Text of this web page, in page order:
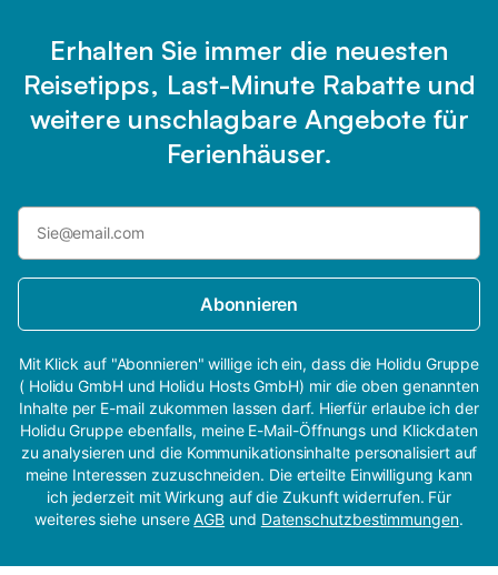
Erhalten Sie immer die neuesten
Reisetipps, Last-Minute Rabatte und
weitere unschlagbare Angebote für
Ferienhäuser.
Abonnieren
Mit Klick auf "Abonnieren" willige ich ein, dass die Holidu Gruppe
( Holidu GmbH und Holidu Hosts GmbH) mir die oben genannten
Inhalte per E-mail zukommen lassen darf. Hierfür erlaube ich der
Holidu Gruppe ebenfalls, meine E-Mail-Öffnungs und Klickdaten
zu analysieren und die Kommunikationsinhalte personalisiert auf
meine Interessen zuzuschneiden. Die erteilte Einwilligung kann
ich jederzeit mit Wirkung auf die Zukunft widerrufen. Für
weiteres siehe unsereAGB und Datenschutzbestimmungen.